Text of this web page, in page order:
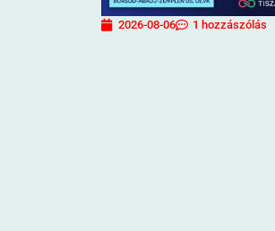
2026-08-06 1 hozzászólás